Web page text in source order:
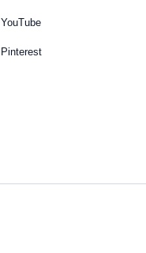
YouTube
Pinterest